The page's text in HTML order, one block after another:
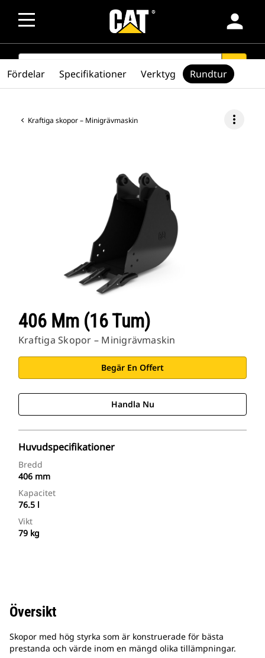
person
SEARCH search
Kraftiga skopor – Minigrävmaskin more_vert
406 Mm (16 Tum)
Kraftiga Skopor – Minigrävmaskin
Begär En Offert
Handla Nu
Huvudspecifikationer
Bredd
406 mm
Kapacitet
76.5 l
Vikt
79 kg
Fördelar Specifikationer Verktyg Rundtur
Översikt
Skopor med hög styrka som är konstruerade för bästa
prestanda och värde inom en mängd olika tillämpningar.